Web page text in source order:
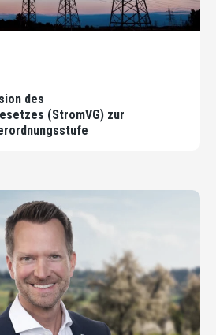
des
(StromVG) zur